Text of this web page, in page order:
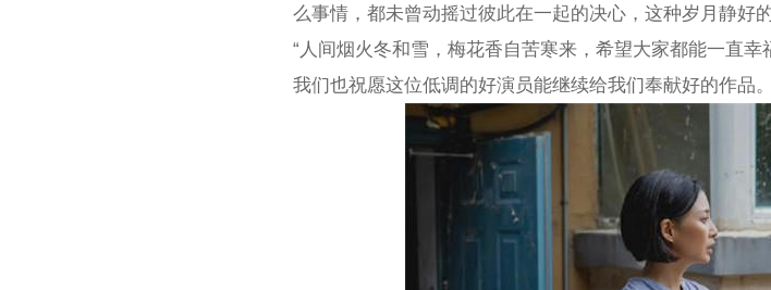
么事情，都未曾动摇过彼此在一起的决心，这种岁月静好
“人间烟火冬和雪，梅花香自苦寒来，希望大家都能一直幸
我们也祝愿这位低调的好演员能继续给我们奉献好的作品。